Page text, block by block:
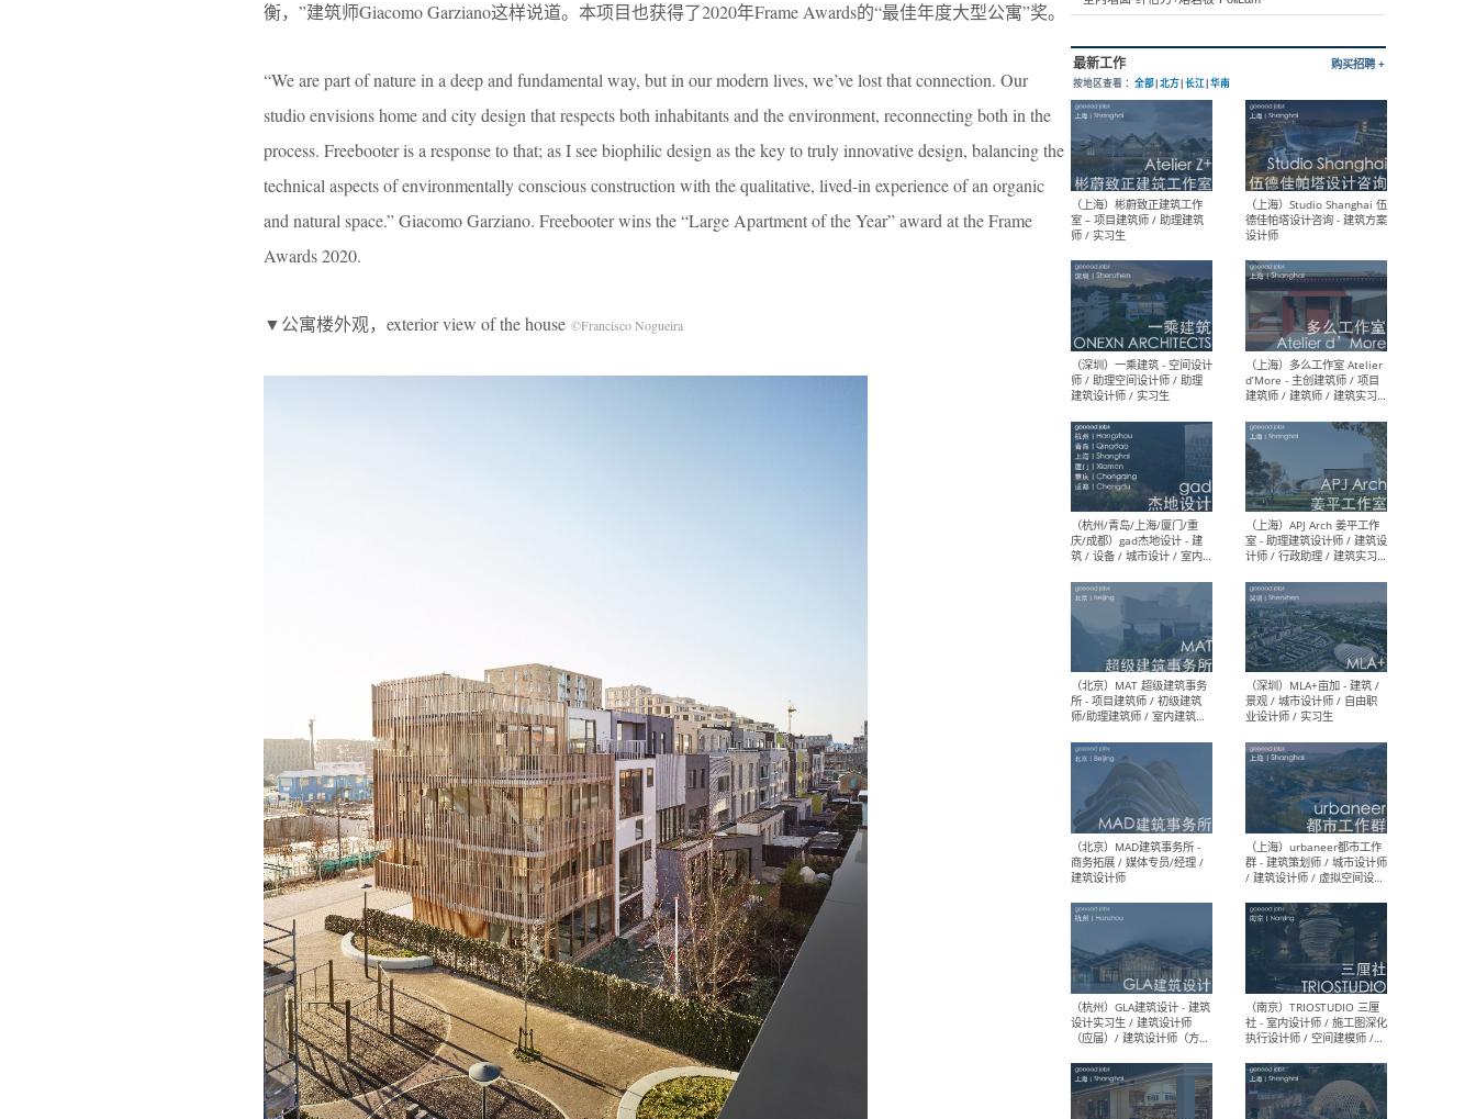
衡，”建筑师Giacomo Garziano这样说道。本项目也获得了2020年Frame Awards的“最佳年度大型公寓”奖。
“We are part of nature in a deep and fundamental way, but in our modern lives, we’ve lost that connection. Our
studio envisions home and city design that respects both inhabitants and the environment, reconnecting both in the
process. Freebooter is a response to that; as I see biophilic design as the key to truly innovative design, balancing the
technical aspects of environmentally conscious construction with the qualitative, lived-in experience of an organic
and natural space.” Giacomo Garziano. Freebooter wins the “Large Apartment of the Year” award at the Frame
Awards 2020.
▼公寓楼外观，exterior view of the house ©Francisco Nogueira
最新工作
按地区查看 ：全部|北方|长江
（上海）彬蔚致正建筑工作
室 – 项目建筑师 / 助理建筑
师 / 实习生
（深圳）一乘建筑 - 空间设计
师 / 助理空间设计师 / 助理
建筑设计师 / 实习生
（杭州/青岛/上海/厦门/重
庆/成都）gad杰地设计 - 建
筑 / 设备 / 城市设计 / 室内 /
幕墙 / BIM / 成本 / 工程 / 运
营 / 品牌 / 观点views / 实习
等
（北京）MAT 超级建筑事务
所 - 项目建筑师 / 初级建筑
师/助理建筑师 / 室内建筑师
/ 实习生